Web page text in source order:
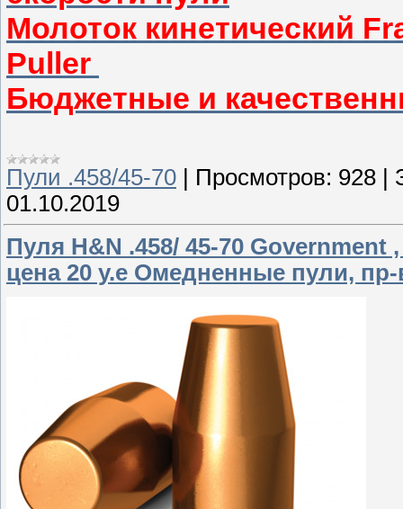
Молоток кинетический
Puller
Бюджетные и
Пули .458/45-70 Просмотров: 928
01.10.2019
Пуля H&N .458/ 45-70 Government
цена 20 у.е Омедненные пули,